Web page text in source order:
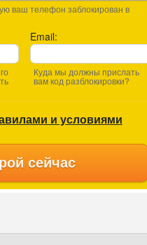
ваш телефон заблокирован в
Email:
Куда мы должны прислать
вам код разблокировки?
и условиями
сейчас